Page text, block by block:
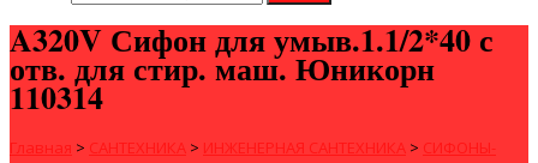
A320V Сифон для умыв.1.1/2*40 с
отв. для стир. маш. Юникорн
110314
Главная > САНТЕХНИКА > ИНЖЕНЕРНАЯ САНТЕХНИКА > СИФОНЫ-